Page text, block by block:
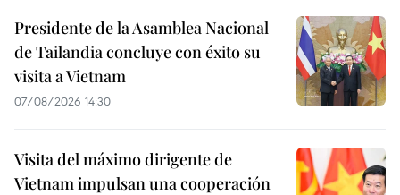
Presidente de la Asamblea Nacional
de Tailandia concluye con éxito su
visita a Vietnam
07/08/2026 14:30
Visita del máximo dirigente de
Vietnam impulsan una cooperación